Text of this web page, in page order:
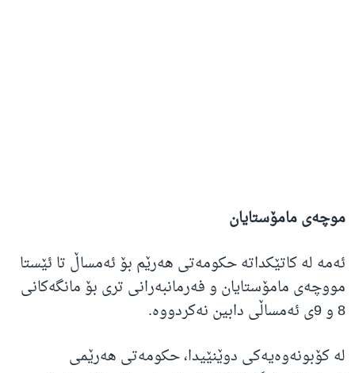
موچەی مامۆستایان
ئەمە لە کاتێکداتە حکومەتی هەرێم بۆ ئەمساڵ تا ئێستا
مووچەی مامۆستایان و فەرمانبەرانی تری بۆ مانگەکانی
8 و 9ی ئەمساڵی دابین نەکردووە.
لە کۆبونەوەیەکی دوێنێیدا، حکومەتی هەرێمی